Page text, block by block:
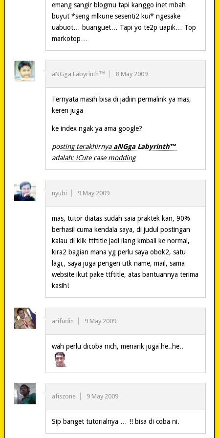
emang sangir blogmu tapi kanggo inet mbah
buyut *seng mlkune sesenti2 kui* ngesake
uabuot… buanguet… Tapi yo te2p uapik… Top
markotop…
aNGga Labyrinth™ 8 May 2009
Ternyata masih bisa di jadiin permalink ya mas,
keren juga
ke index ngak ya ama google?
posting terakhirnya aNGga Labyrinth™
adalah: iCute case modding
nyubi 9 May 2009
mas, tutor diatas sudah saia praktek kan, 90%
berhasil cuma kendala saya, di judul postingan
kalau di klik ttftitle jadi ilang kmbali ke normal,
kira2 bagian mana yg perlu saya obok2, satu
lagi,, saya juga pengen utk name, mail, sama
website ikut pake ttftitle, atas bantuannya terima
kasih!
arifudin 9 May 2009
wah perlu dicoba nich, menarik juga he..he..
afiszone 9 May 2009
Sip banget tutorialnya … !! bisa di coba ni.